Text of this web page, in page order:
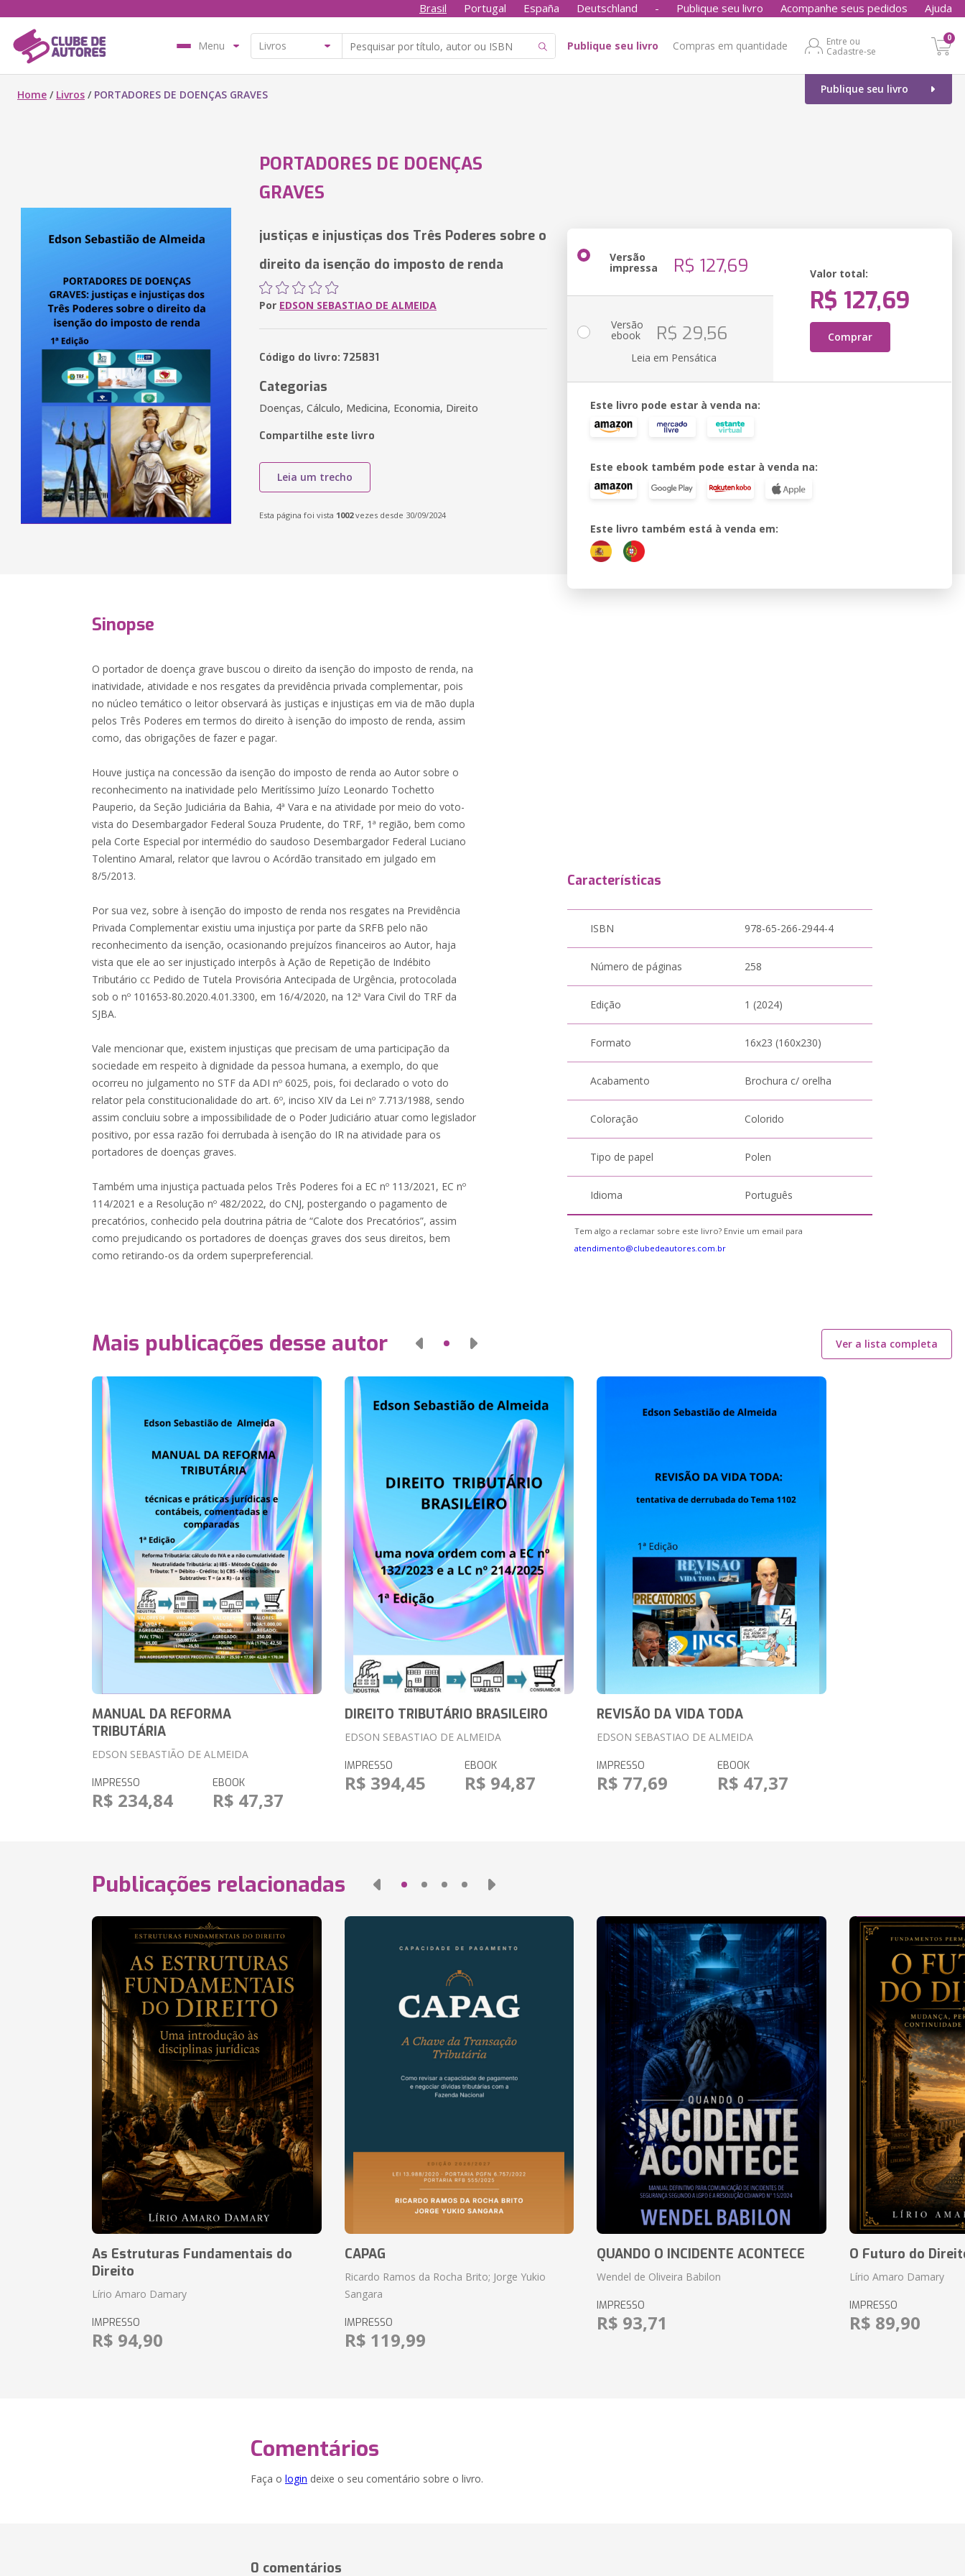
Brasil Portugal España Deutschland - Publique seu livro Acompanhe seus pedidos Ajuda
Menu Publique seu livro Compras em quantidade
Entre ou
Cadastre-se
0
Publique seu livro
Home / Livros / PORTADORES DE DOENÇAS GRAVES
PORTADORES DE DOENÇAS
GRAVES
justiças e injustiças dos Três Poderes sobre o
direito da isenção do imposto de renda
Por EDSON SEBASTIAO DE ALMEIDA
Código do livro: 725831
Categorias
Doenças, Cálculo, Medicina, Economia, Direito
Compartilhe este livro
Leia um trecho
Esta página foi vista 1002vezes desde 30/09/2024
Versão
impressa R$ 127,69 Valor total:
R$ 127,69
Comprar
Versão
ebook R$ 29,56
Leia em Pensática
Este livro pode estar à venda na:
Este ebook também pode estar à venda na:
Este livro também está à venda em:
Sinopse
O portador de doença grave buscou o direito da isenção do imposto de renda, na
inatividade, atividade e nos resgates da previdência privada complementar, pois
no núcleo temático o leitor observará às justiças e injustiças em via de mão dupla
pelos Três Poderes em termos do direito à isenção do imposto de renda, assim
como, das obrigações de fazer e pagar.
Houve justiça na concessão da isenção do imposto de renda ao Autor sobre o
reconhecimento na inatividade pelo Meritíssimo Juízo Leonardo Tochetto
Pauperio, da Seção Judiciária da Bahia, 4ª Vara e na atividade por meio do voto-
vista do Desembargador Federal Souza Prudente, do TRF, 1ª região, bem como
pela Corte Especial por intermédio do saudoso Desembargador Federal Luciano
Tolentino Amaral, relator que lavrou o Acórdão transitado em julgado em
8/5/2013.
Por sua vez, sobre à isenção do imposto de renda nos resgates na Previdência
Privada Complementar existiu uma injustiça por parte da SRFB pelo não
reconhecimento da isenção, ocasionando prejuízos financeiros ao Autor, haja
vista que ele ao ser injustiçado interpôs à Ação de Repetição de Indébito
Tributário cc Pedido de Tutela Provisória Antecipada de Urgência, protocolada
sob o nº 101653-80.2020.4.01.3300, em 16/4/2020, na 12ª Vara Civil do TRF da
SJBA.
Vale mencionar que, existem injustiças que precisam de uma participação da
sociedade em respeito à dignidade da pessoa humana, a exemplo, do que
ocorreu no julgamento no STF da ADI nº 6025, pois, foi declarado o voto do
relator pela constitucionalidade do art. 6º, inciso XIV da Lei nº 7.713/1988, sendo
assim concluiu sobre a impossibilidade de o Poder Judiciário atuar como legislador
positivo, por essa razão foi derrubada à isenção do IR na atividade para os
portadores de doenças graves.
Também uma injustiça pactuada pelos Três Poderes foi a EC nº 113/2021, EC nº
114/2021 e a Resolução nº 482/2022, do CNJ, postergando o pagamento de
precatórios, conhecido pela doutrina pátria de “Calote dos Precatórios”, assim
como prejudicando os portadores de doenças graves dos seus direitos, bem
como retirando-os da ordem superpreferencial.
Características
ISBN 978-65-266-2944-4
Número de páginas 258
Edição 1 (2024)
Formato 16x23 (160x230)
Acabamento Brochura c/ orelha
Coloração Colorido
Tipo de papel Polen
Idioma Português
Tem algo a reclamar sobre este livro? Envie um email para
atendimento@clubedeautores.com.br
Mais publicações desse autor Ver a lista completa
MANUAL DA REFORMA
TRIBUTÁRIA
EDSON SEBASTIÃO DE ALMEIDA
IMPRESSO
R$ 234,84
EBOOK
R$ 47,37
DIREITO TRIBUTÁRIO BRASILEIRO
EDSON SEBASTIAO DE ALMEIDA
IMPRESSO
R$ 394,45
EBOOK
R$ 94,87
REVISÃO DA VIDA TODA
EDSON SEBASTIAO DE ALMEIDA
IMPRESSO
R$ 77,69
EBOOK
R$ 47,37
Publicações relacionadas
As Estruturas Fundamentais do
Direito
Lírio Amaro Damary
IMPRESSO
R$ 94,90
CAPAG
Ricardo Ramos da Rocha Brito; Jorge Yukio
Sangara
IMPRESSO
R$ 119,99
QUANDO O INCIDENTE ACONTECE
Wendel de Oliveira Babilon
IMPRESSO
R$ 93,71
O Futuro do
Lírio Amaro Damary
IMPRESSO
R$ 89,90
Comentários
Faça o login deixe o seu comentário sobre o livro.
0 comentários